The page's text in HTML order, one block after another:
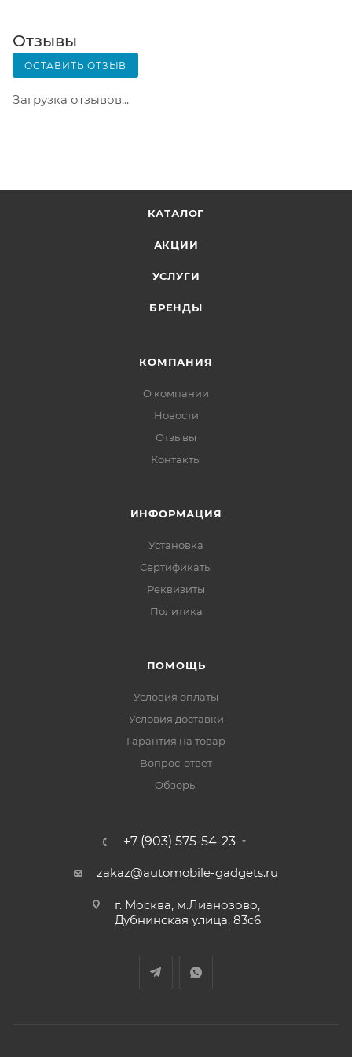
Вскрывать коробку самостоятельно вы можете
только после оплаты заказа. Один заказ может
содержать не больше 10 позиций и его стоимость
не должна превышать 100 000 р.
Отзывы
ОСТАВИТЬ ОТЗЫВ
Загрузка отзывов...
КАТАЛОГ
АКЦИИ
УСЛУГИ
БРЕНДЫ
КОМПАНИЯ
О компании
Новости
Отзывы
Контакты
ИНФОРМАЦИЯ
Установка
Сертификаты
Реквизиты
Политика
ПОМОЩЬ
Условия оплаты
Условия доставки
Гарантия на товар
Вопрос-ответ
Обзоры
+7 (903) 575-54-23
zakaz@automobile-gadgets.ru
г. Москва, м.Лианозово,
Дубнинская улица, 83с6